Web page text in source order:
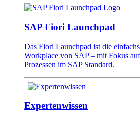
SAP Fiori Launchpad
Das Fiori Launchpad ist die
Workplace von SAP – mit Fokus
Prozessen im SAP Standard.
Expertenwissen